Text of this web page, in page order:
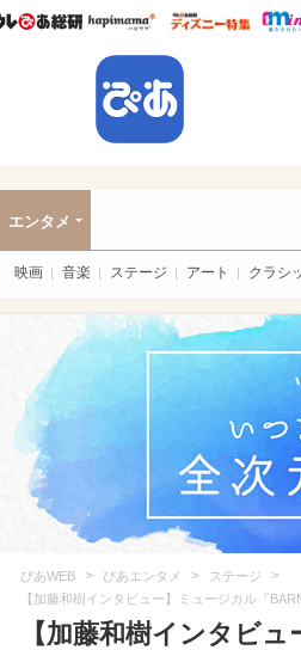
ウレぴあ総研ハピママ* ウレ
エンタメ
映画 音楽 ステージ アート クラシ
ぴあWEB > ぴあエンタメ > ステージ >
【加藤和樹インタビュー】ミュージカル『
【加藤和樹インタビ